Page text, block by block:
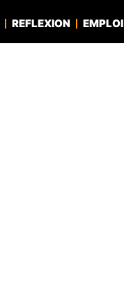
REFLEXION EMPLOI